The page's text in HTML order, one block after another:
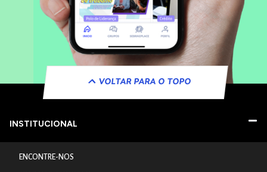
VOLTAR PARA O TOPO
INSTITUCIONAL
ENCONTRE-NOS